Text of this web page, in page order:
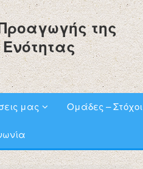
της
μας Ομάδες – Στόχοι